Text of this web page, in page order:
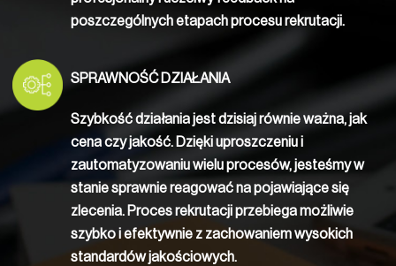
poszczególnych etapach procesu rekrutacji.
SPRAWNOŚĆ DZIAŁANIA
Szybkość działania jest dzisiaj równie ważna, jak
cena czy jakość. Dzięki uproszczeniu i
zautomatyzowaniu wielu procesów, jesteśmy w
stanie sprawnie reagować na pojawiające się
zlecenia. Proces rekrutacji przebiega możliwie
szybko i efektywnie z zachowaniem wysokich
standardów jakościowych.